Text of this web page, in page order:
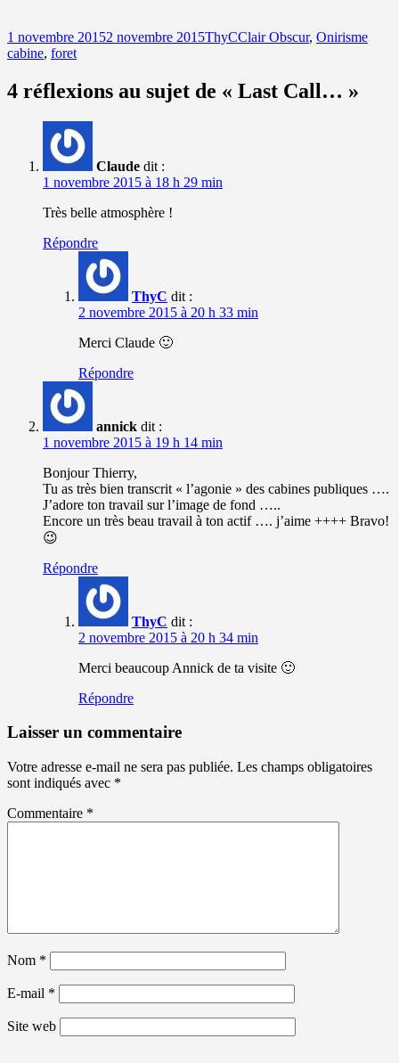
Publié
le
1 novembre 20152 novembre 2015Auteur
ThyCCatégories
Clair Obscur, OnirismeMots-
cabine, foret
4 réflexions au sujet de « Last Call… »
Claude dit :
1 novembre 2015 à 18 h 29 min
Très belle atmosphère !
Répondre
ThyC dit :
2 novembre 2015 à 20 h 33 min
Merci Claude 🙂
Répondre
annick dit :
1 novembre 2015 à 19 h 14 min
Bonjour Thierry,
Tu as très bien transcrit « l’agonie » des cabines publiques ….
J’adore ton travail sur l’image de fond …..
Encore un très beau travail à ton actif …. j’aime ++++ Bravo!
😉
Répondre
ThyC dit :
2 novembre 2015 à 20 h 34 min
Merci beaucoup Annick de ta visite 🙂
Répondre
Laisser un commentaire
Votre adresse e-mail ne sera pas publiée. Les champs obligatoires
sont indiqués avec *
Commentaire *
Nom *
E-mail *
Site web